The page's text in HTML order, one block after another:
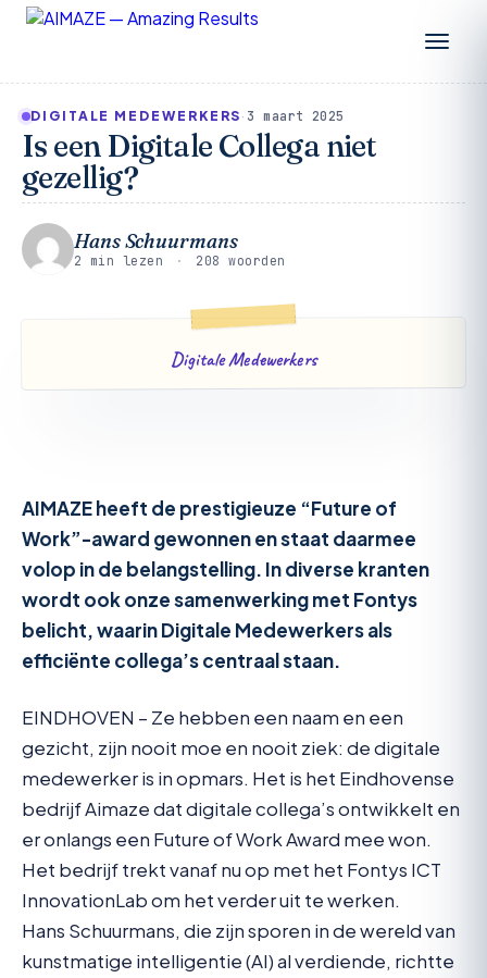
DIGITALE MEDEWERKERS · 3 maart 2025
Is een Digitale Collega niet
gezellig?
Hans Schuurmans
2 min lezen · 208 woorden
Digitale Medewerkers
AIMAZE heeft de prestigieuze “Future of
Work”-award gewonnen en staat daarmee
volop in de belangstelling. In diverse kranten
wordt ook onze samenwerking met Fontys
belicht, waarin Digitale Medewerkers als
efficiënte collega’s centraal staan.
EINDHOVEN – Ze hebben een naam en een
gezicht, zijn nooit moe en nooit ziek: de digitale
medewerker is in opmars. Het is het Eindhovense
bedrijf Aimaze dat digitale collega’s ontwikkelt en
er onlangs een Future of Work Award mee won.
Het bedrijf trekt vanaf nu op met het Fontys ICT
InnovationLab om het verder uit te werken.
Hans Schuurmans, die zijn sporen in de wereld van
kunstmatige intelligentie (AI) al verdiende, richtte